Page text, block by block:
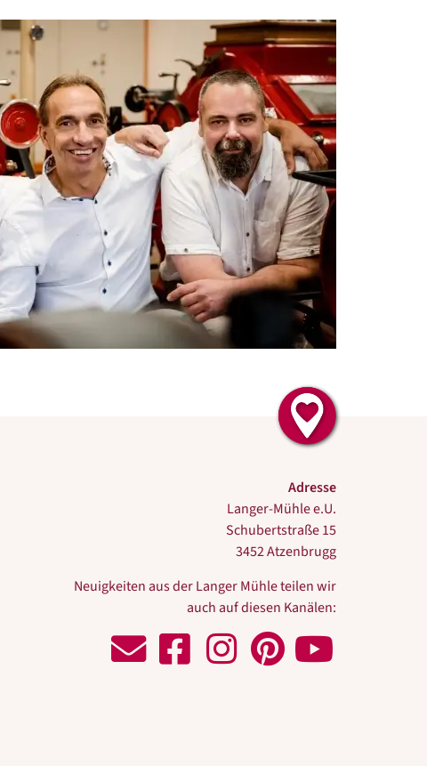
Adresse
Langer-Mühle e.U.
Schubertstraße 15
3452 Atzenbrugg
Neuigkeiten aus der Langer Mühle teilen wir
auch auf diesen Kanälen: